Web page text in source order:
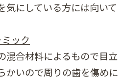
気にしている方には向いて
ック
混合材料によるもので目立
かいので周りの歯を傷めに